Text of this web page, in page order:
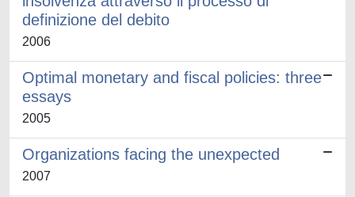
definizione del debito
2006
Optimal monetary and fiscal policies: three
essays
2005
Organizations facing the unexpected
2007